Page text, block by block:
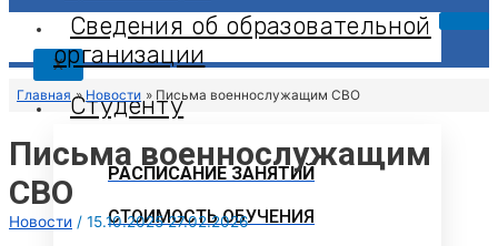
X
Сведения об образовательной
организации
Студенту
РАСПИСАНИЕ ЗАНЯТИЙ
СТОИМОСТЬ ОБУЧЕНИЯ
Главная Новости Письма военнослужащим СВО
Письма военнослужащим
СВО
Новости / 15.10.202527.02.2026